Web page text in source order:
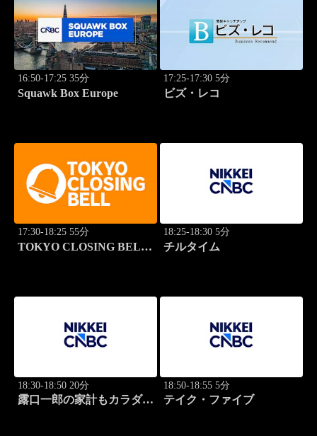
16:50-17:25 35分
Squawk Box Europe
17:25-17:30 5分
ビズ・レコ
17:30-18:25 55分
TOKYO CLOSING BELL
18:25-18:30 5分
チルタイム
18:30-18:50 20分
露口一郎の家計もカラダも
18:50-18:55 5分
テイク・ファイブ